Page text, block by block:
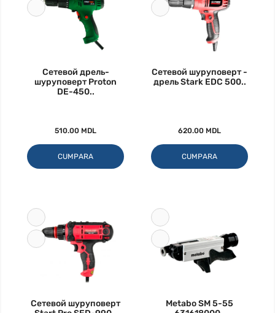
Сетевой дрель-
шуруповерт Proton
DE-450..
510.00 MDL
CUMPARA
Сетевой шуруповерт -
дрель Stark EDC 500..
620.00 MDL
CUMPARA
Сетевой шуруповерт
Metabo SM 5-55